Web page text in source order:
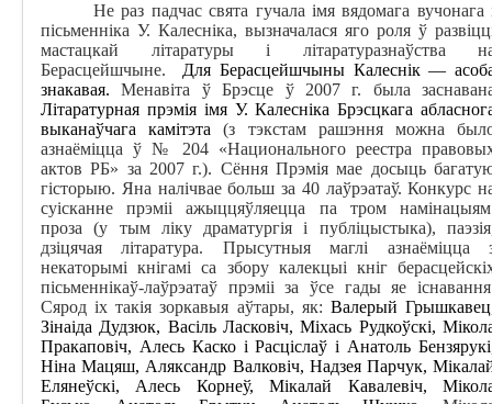
Не раз падчас свята гучала імя вядомага вучонага
пісьменніка У. Калесніка, вызначалася яго роля ў
мастацкай літаратуры і літаратуразнаўства
Берасцейшчыне.
Для Берасцейшчыны Калеснік —
знакавая. Менавіта ў Брэсце ў 2007 г. была
Літаратурная прэмія імя У. Калесніка Брэсцкага
выканаўчага камітэта(з тэкстам рашэння можна
азнаёміцца ў № 204 «Национального реестра
актов РБ» за 2007 г.). Сёння Прэмія мае досыць
гісторыю. Яна налічвае больш за 40 лаўрэатаў. Конкурс
суісканне прэміі ажыццяўляецца па тром
проза (у тым ліку драматургія і публіцыстыка),
дзіцячая літаратура. Прысутныя маглі азнаёміцца
некаторымі кнігамі са збору калекцыі кніг
пісьменнікаў-лаўрэатаў прэміі за ўсе гады яе
Сярод іх такія зоркавыя аўтары, як: Валерый
Зінаіда Дудзюк, Васіль Ласковіч, Міхась Рудкоўскі,
Пракаповіч, Алесь Каско і Расціслаў і Анатоль
Ніна Мацяш, Аляксандр Валковіч, Надзея Парчук,
Елянеўскі, Алесь Корнеў, Мікалай Кавалевіч,